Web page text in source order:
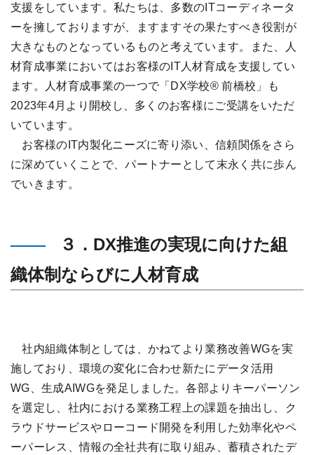
支援をしています。私たちは、多数のITコーディネータ
ーを擁しておりますが、ますますその果たすべき役割が
大きなものとなっているものと考えています。また、人
材育成事業においてはお客様のIT人材育成を支援してい
ます。人材育成事業の一つで「DX学校® 前橋校」も
2023年4月より開校し、多くのお客様にご受講をいただ
いています。
お客様のIT内製化ニーズに寄り添い、信頼関係をさら
に深めていくことで、パートナーとして末永く共に歩ん
でいきます。
３．DX推進の実現に向けた組
織体制ならびに人材育成
社内組織体制としては、かねてより業務改善WGを実
施しており、環境の変化に合わせ新たにデータ活用
WG、生成AIWGを発足しました。各部よりキーパーソン
を選定し、社内における業務工程上の課題を抽出し、ク
ラウドサービスやローコード開発を利用した効率化やペ
ーパーレス、情報の全社共有に取り組み、蓄積されたデ